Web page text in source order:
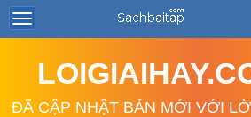
ĐÃ CẬP NHẬT BẢN MỚI VỚI